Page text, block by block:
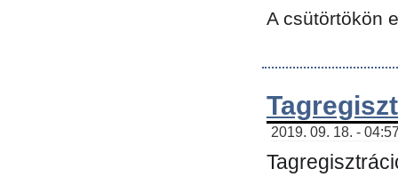
A csütörtökön
2019. 09. 18. -